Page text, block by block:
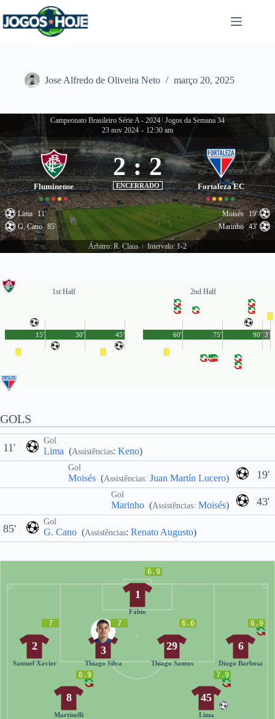
para
o
Jose Alfredo de Oliveira Neto março 20, 2025
Campeonato Brasileiro Série A - 2024 Jogos da Semana 34
23 nov 2024 - 12:30 am
Fluminense
2 : 2
ENCERRADO Fortaleza EC
Lima 11'
G. Cano 85'
Moisés 19'
Marinho 43'
Árbitro: R. Claus | Intervalo: 1-2
1st Half
45'
15' 30'
2nd Half
90'
60' 75' 3'
GOLS
Gol
Lima (Assistências: Keno)
11'
19'
Gol
Moisés (Assistências: Juan Martín Lucero)
43'
Gol
Marinho (Assistências: Moisés)
Gol
G. Cano (Assistências: Renato Augusto)
85'
6.9
1
Fábio
6.9
6
Diogo Barbosa
6.6
29
Thiago Santos
7
3
Thiago Silva
7
2
Samuel Xavier
7.9
45
Lima
6.9
8
Martinelli